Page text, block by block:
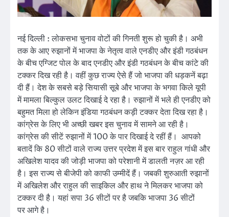
नई दिल्ली : लोकसभा चुनाव वोटों की गिनती शुरू हो चुकी है। अभी
तक के आए रुझानों में भाजपा के नेतृत्व वाले एनडीए और इंडी गठबंधन
के बीच एग्जिट पोल के बाद एनडीए और इंडी गठबंधन के बीच कांटे की
टक्कर दिख रही है। वहीं कुछ राज्य ऐसे हैं जो भाजपा की धड़कनें बढ़ा
दी हैं। देश के सबसे बड़े सियासी सूबे और भाजपा के भगवा किले यूपी
में मामला बिल्कुल उलट दिखाई दे रहा है। रुझानों में भले ही एनडीए को
बहुमत मिला हो लेकिन इंडिया गठबंधन कड़ी टक्कर देता दिख रहा है।
कांग्रेस के लिए भी अच्छी खबर इस चुनाव में सामने आ रही है।
कांग्रेस की सीटें रुझानों में 100 के पार दिखाई दे रहीं हैं। आपको
बतादें कि 80 सीटों वाले राज्य उत्तर प्रदेश में इस बार राहुल गांधी और
अखिलेश यादव की जोड़ी भाजपा को परेशानी में डालती नज़र आ रही
है। इस राज्य से बीजेपी को काफी उम्मीदें हैं। जबकी शुरुआती रुझानों
में अखिलेश और राहुल की साइकिल और हाथ ने मिलकर भाजपा को
टक्कर दी है। यहां सपा 36 सीटों पर है जबकि भाजपा 36 सीटों
पर आगे है।